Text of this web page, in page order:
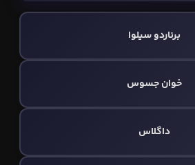
برناردو سیلوا
خوان جسوس
داگلاس